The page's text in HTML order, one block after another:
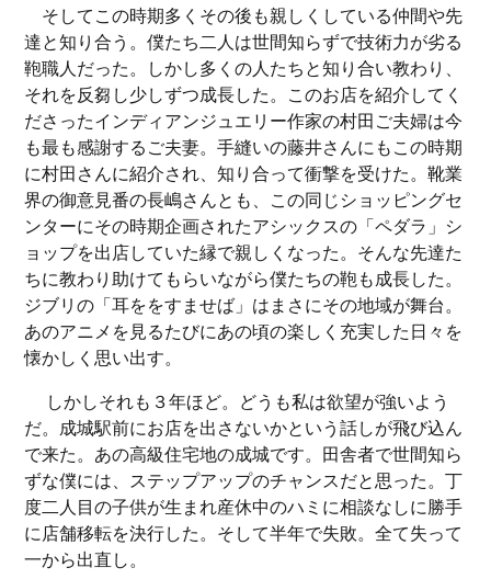
そしてこの時期多くその後も親しくしている仲間や先
達と知り合う。僕たち二人は世間知らずで技術力が劣る
鞄職人だった。しかし多くの人たちと知り合い教わり、
それを反芻し少しずつ成長した。このお店を紹介してく
ださったインディアンジュエリー作家の村田ご夫婦は今
も最も感謝するご夫妻。手縫いの藤井さんにもこの時期
に村田さんに紹介され、知り合って衝撃を受けた。靴業
界の御意見番の長嶋さんとも、この同じショッピングセ
ンターにその時期企画されたアシックスの「ペダラ」シ
ョップを出店していた縁で親しくなった。そんな先達た
ちに教わり助けてもらいながら僕たちの鞄も成長した。
ジブリの「耳ををすませば」はまさにその地域が舞台。
あのアニメを見るたびにあの頃の楽しく充実した日々を
懐かしく思い出す。
しかしそれも３年ほど。どうも私は欲望が強いよう
だ。成城駅前にお店を出さないかという話しが飛び込ん
で来た。あの高級住宅地の成城です。田舎者で世間知ら
ずな僕には、ステップアップのチャンスだと思った。丁
度二人目の子供が生まれ産休中のハミに相談なしに勝手
に店舗移転を決行した。そして半年で失敗。全て失って
一から出直し。